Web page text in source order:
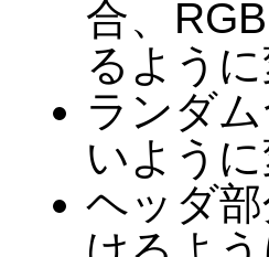
合、
るよう
ランダ
いよう
ヘッダ